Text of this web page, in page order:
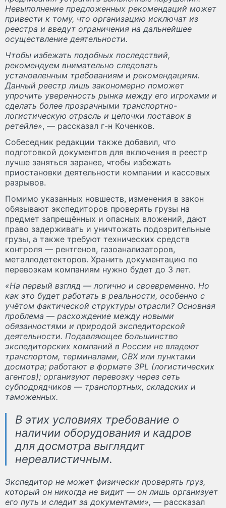
Невыполнение предложенных рекомендаций может
привести к тому, что организацию исключат из
реестра и введут ограничения на дальнейшее
осуществление деятельности.
Чтобы избежать подобных последствий,
рекомендуем внимательно следовать
установленным требованиям и рекомендациям.
Данный реестр лишь закономерно поможет
упрочить уверенность рынка между его игроками и
сделать более прозрачными транспортно-
логистическую отрасль и цепочки поставок в
ретейле», — рассказал г-н Коченков.
Собеседник редакции также добавил, что
подготовкой документов для включения в реестр
лучше заняться заранее, чтобы избежать
приостановки деятельности компании и кассовых
разрывов.
Помимо указанных новшеств, изменения в закон
обязывают экспедиторов проверять грузы на
предмет запрещённых и опасных вложений, дают
право задерживать и уничтожать подозрительные
грузы, а также требуют технических средств
контроля — рентгенов, газоанализаторов,
металлодетекторов. Хранить документацию по
перевозкам компаниям нужно будет до 3 лет.
«На первый взгляд — логично и своевременно. Но
как это будет работать в реальности, особенно с
учётом фактической структуры отрасли? Основная
проблема — расхождение между новыми
обязанностями и природой экспедиторской
деятельности. Подавляющее большинство
экспедиторских компаний в России не владеют
транспортом, терминалами, СВХ или пунктами
досмотра; работают в формате 3PL (логистических
агентов); организуют перевозку через сеть
субподрядчиков — транспортных, складских и
таможенных.
В этих условиях требование о
наличии оборудования и кадров
для досмотра выглядит
нереалистичным.
Экспедитор не может физически проверять груз,
который он никогда не видит — он лишь организует
его путь и следит за документами», — рассказал